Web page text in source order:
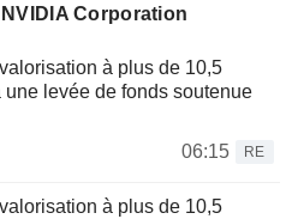
Corporation
à plus de 10,5
levée de fonds soutenue
06:15
RE
à plus de 10,5